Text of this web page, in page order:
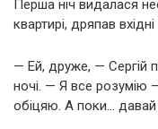
Перша ніч видалася
квартирі, дряпав вхідні
— Ей, друже, — Сергій
ночі. — Я все розумію
обіцяю. А поки…